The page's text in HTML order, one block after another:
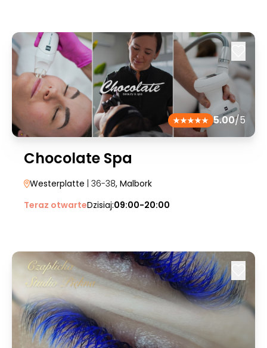
5.00/5
Chocolate Spa
Westerplatte | 36-38, Malbork
Teraz otwarteDzisiaj:09:00-20:00